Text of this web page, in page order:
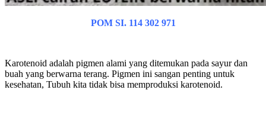
POM SI. 114 302 971
Karotenoid adalah pigmen alami yang ditemukan pada sayur dan
buah yang berwarna terang. Pigmen ini sangan penting untuk
kesehatan, Tubuh kita tidak bisa memproduksi karotenoid.